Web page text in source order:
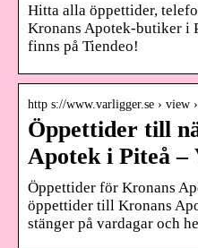
Hitta alla öppettider,
Kronans Apotek-butiker i
finns på Tiendeo!
http s://www.varligger.se › view
Öppettider till
Apotek i Piteå –
Öppettider för Kronans
öppettider till Kronans
stänger på vardagar och